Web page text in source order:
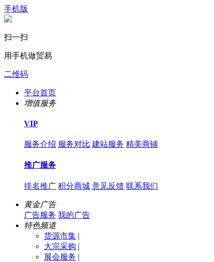
手机版
扫一扫
用手机做贸易
二维码
平台首页
增值服务
VIP
服务介绍 服务对比 建站服务 精美商铺
推广服务
排名推广 积分商城 意见反馈 联系我们
黄金广告
广告服务 我的广告
特色频道
货源市集 |
大宗采购 |
展会服务 |